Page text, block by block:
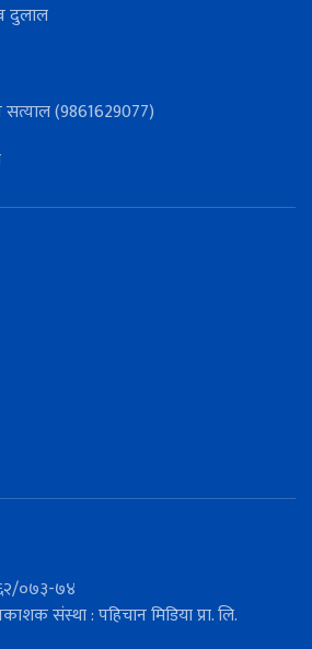
दुलाल
(9861629077)
०७३-७४
संस्था : पहिचान मिडिया प्रा. लि.